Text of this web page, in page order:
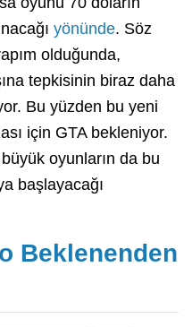
yönünde. Söz
olduğunda,
tepkisinin biraz daha
Bu yüzden bu yeni
için GTA bekleniyor.
oyunların da bu
başlayacağı
Beklenenden